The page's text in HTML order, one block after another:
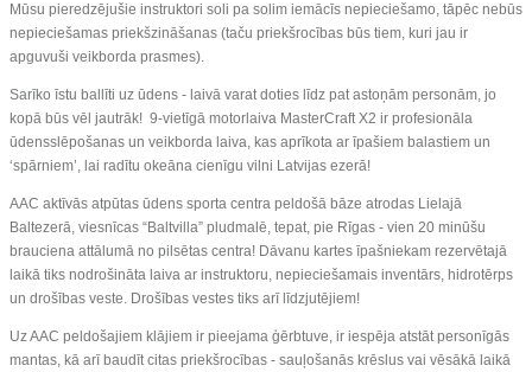
Mūsu pieredzējušie instruktori soli pa solim iemācīs nepieciešamo, tāpēc nebūs
nepieciešamas priekšzināšanas (taču priekšrocības būs tiem, kuri jau ir
apguvuši veikborda prasmes).
Sarīko īstu ballīti uz ūdens - laivā varat doties līdz pat astoņām personām, jo
kopā būs vēl jautrāk! 9-vietīgā motorlaiva MasterCraft X2 ir profesionāla
ūdensslēpošanas un veikborda laiva, kas aprīkota ar īpašiem balastiem un
‘spārniem’, lai radītu okeāna cienīgu vilni Latvijas ezerā!
AAC aktīvās atpūtas ūdens sporta centra peldošā bāze atrodas Lielajā
Baltezerā, viesnīcas “Baltvilla” pludmalē, tepat, pie Rīgas - vien 20 minūšu
brauciena attālumā no pilsētas centra! Dāvanu kartes īpašniekam rezervētajā
laikā tiks nodrošināta laiva ar instruktoru, nepieciešamais inventārs, hidrotērps
un drošības veste. Drošības vestes tiks arī līdzjutējiem!
Uz AAC peldošajiem klājiem ir pieejama ģērbtuve, ir iespēja atstāt personīgās
mantas, kā arī baudīt citas priekšrocības - sauļošanās krēslus vai vēsākā laikā